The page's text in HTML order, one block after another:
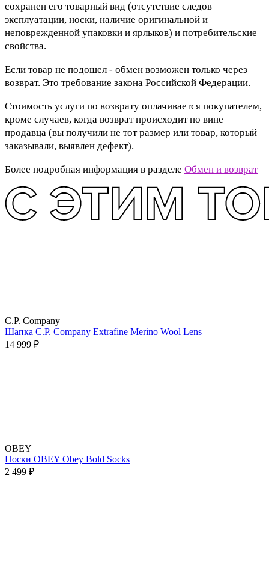
сохранен его товарный вид (отсутствие следов
эксплуатации, носки, наличие оригинальной и
неповрежденной упаковки и ярлыков) и потребительские
свойства.
Если товар не подошел - обмен возможен только через
возврат. Это требование закона Российской Федерации.
Стоимость услуги по возврату оплачивается покупателем,
кроме случаев, когда возврат происходит по вине
продавца (вы получили не тот размер или товар, который
заказывали, выявлен дефект).
Более подробная информация в разделе Обмен и возврат
C.P. Company
Шапка C.P. Company Extrafine Merino Wool Lens
14 999 ₽
OBEY
Носки OBEY Obey Bold Socks
2 499 ₽